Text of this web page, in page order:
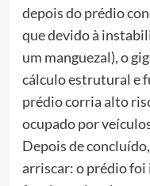
depois do prédio
que devido à
um manguezal), o
cálculo estrutural e
prédio corria alto
ocupado por
Depois de
arriscar: o prédio foi